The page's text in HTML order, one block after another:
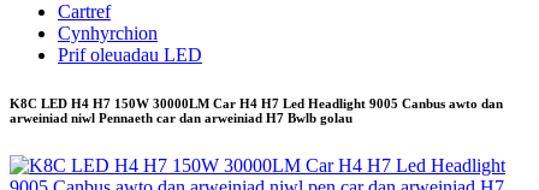
Cartref
Cynhyrchion
Prif oleuadau LED
K8C LED H4 H7 150W 30000LM Car H4 H7 Led Headlight 9005 Canbus awto dan
arweiniad niwl Pennaeth car dan arweiniad H7 Bwlb golau